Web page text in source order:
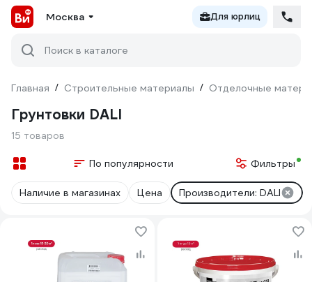
Москва Для юрлиц
Поиск в каталоге
Главная / Строительные материалы / Отделочные
Грунтовки DALI
15 товаров
По популярности Фильтры
Наличие в магазинах Цена Производители: DALI